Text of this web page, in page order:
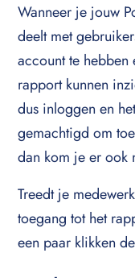
Wanneer je jouw
deelt met
account te
rapport kunnen
dus inloggen en
gemachtigd om
dan kom je er ook
Treedt je
toegang tot het
een paar klikken